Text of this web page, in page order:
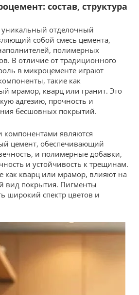
состав, структура
уникальный отделочный
собой смесь цемента,
полимерных
В отличие от традиционного
в микроцементе играют
такие как
мрамор, кварц или гранит. Это
адгезию, прочность и
бесшовных покрытий.
являются
цемент, обеспечивающий
и полимерные добавки,
и устойчивость к трещинам.
как кварц или мрамор, влияют на
вид покрытия. Пигменты
широкий спектр цветов и